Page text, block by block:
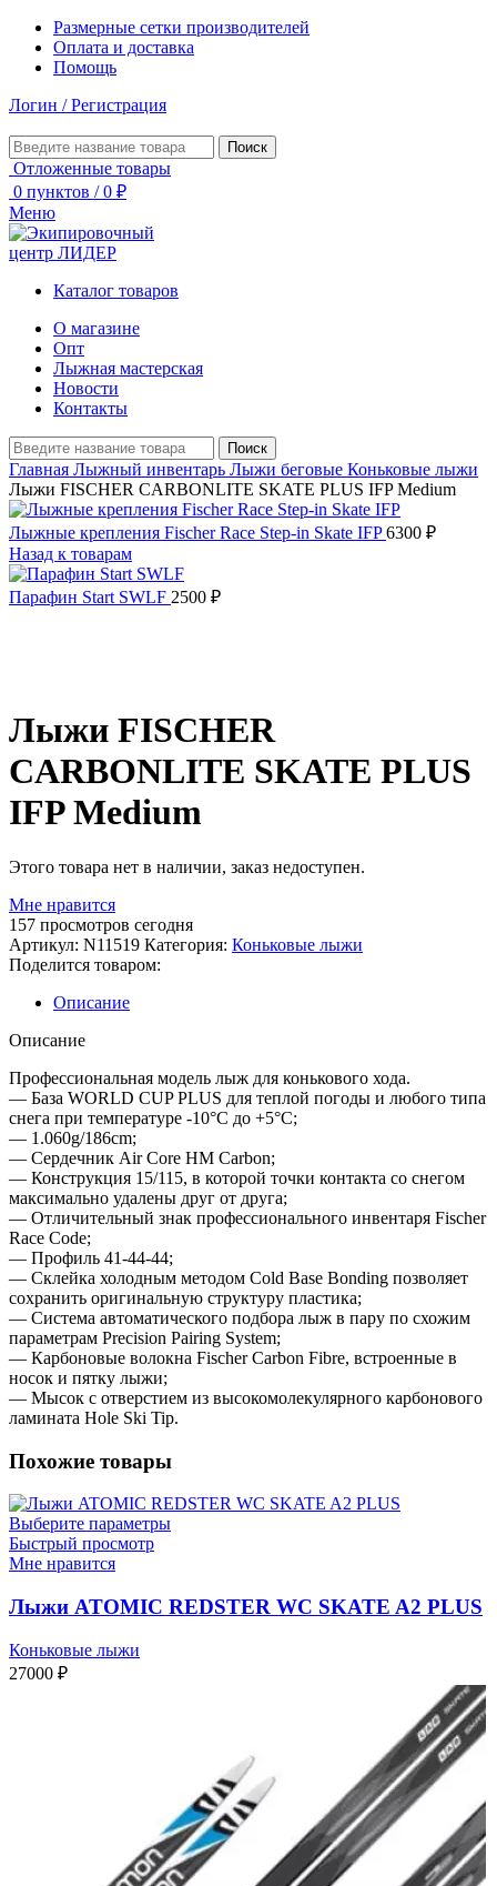
Размерные сетки производителей
Оплата и доставка
Помощь
Логин / Регистрация
Поиск
Отложенные товары
0 пунктов / 0 ₽
Меню
Каталог товаров
О магазине
Опт
Лыжная мастерская
Новости
Контакты
Поиск
Главная Лыжный инвентарь Лыжи беговые Коньковые лыжи
Лыжи FISCHER CARBONLITE SKATE PLUS IFP Medium
Лыжные крепления Fischer Race Step-in Skate IFP6300 ₽
Назад к товарам
Парафин Start SWLF 2500 ₽
Лыжи FISCHER
CARBONLITE SKATE PLUS
IFP Medium
Этого товара нет в наличии, заказ недоступен.
Мне нравится
157 просмотров сегодня
Артикул: N11519 Категория: Коньковые лыжи
Поделится товаром:
Описание
Описание
Профессиональная модель лыж для конькового хода.
— База WORLD CUP PLUS для теплой погоды и любого типа
снега при температуре -10°C до +5°C;
— 1.060g/186cm;
— Сердечник Air Core HM Carbon;
— Конструкция 15/115, в которой точки контакта со снегом
максимально удалены друг от друга;
— Отличительный знак профессионального инвентаря Fischer
Race Code;
— Профиль 41-44-44;
— Склейка холодным методом Cold Base Bonding позволяет
сохранить оригинальную структуру пластика;
— Система автоматического подбора лыж в пару по схожим
параметрам Precision Pairing System;
— Карбоновые волокна Fischer Carbon Fibre, встроенные в
носок и пятку лыжи;
— Мысок с отверстием из высокомолекулярного карбонового
ламината Hole Ski Tip.
Похожие товары
Выберите параметры
Быстрый просмотр
Мне нравится
Лыжи ATOMIC REDSTER WC SKATE A2 PLUS
Коньковые лыжи
27000 ₽